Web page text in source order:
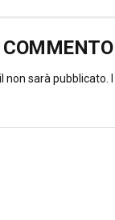
non sarà pubblicato.